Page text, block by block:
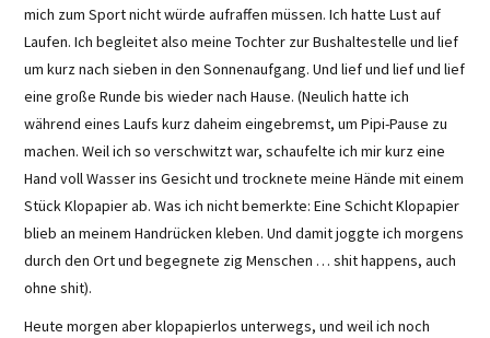
mich zum Sport nicht würde aufraffen müssen. Ich hatte Lust auf
Laufen. Ich begleitet also meine Tochter zur Bushaltestelle und lief
um kurz nach sieben in den Sonnenaufgang. Und lief und lief und lief
eine große Runde bis wieder nach Hause. (Neulich hatte ich
während eines Laufs kurz daheim eingebremst, um Pipi-Pause zu
machen. Weil ich so verschwitzt war, schaufelte ich mir kurz eine
Hand voll Wasser ins Gesicht und trocknete meine Hände mit einem
Stück Klopapier ab. Was ich nicht bemerkte: Eine Schicht Klopapier
blieb an meinem Handrücken kleben. Und damit joggte ich morgens
durch den Ort und begegnete zig Menschen … shit happens, auch
ohne shit).
Heute morgen aber klopapierlos unterwegs, und weil ich noch